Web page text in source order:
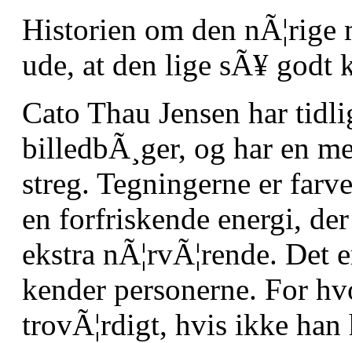
Historien om den nÃ¦rige
ude, at den lige sÃ¥ godt
Cato Thau Jensen har
billedbÃ¸ger, og har en
streg. Tegningerne er
en forfriskende energi,
ekstra nÃ¦rvÃ¦rende. Det
kender personerne. For
trovÃ¦rdigt, hvis ikke han